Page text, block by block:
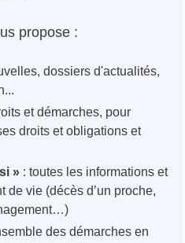
propose :
dossiers d'actualités,
et démarches, pour
droits et obligations et
» : toutes les informations et
de vie (décès d’un proche,
des démarches en